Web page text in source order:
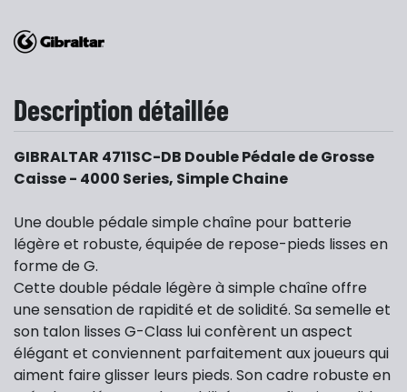
Description détaillée
GIBRALTAR 4711SC-DB Double Pédale de Grosse
Caisse - 4000 Series, Simple Chaine
Une double pédale simple chaîne pour batterie
légère et robuste, équipée de repose-pieds lisses en
forme de G.
Cette double pédale légère à simple chaîne offre
une sensation de rapidité et de solidité. Sa semelle et
son talon lisses G-Class lui confèrent un aspect
élégant et conviennent parfaitement aux joueurs qui
aiment faire glisser leurs pieds. Son cadre robuste en